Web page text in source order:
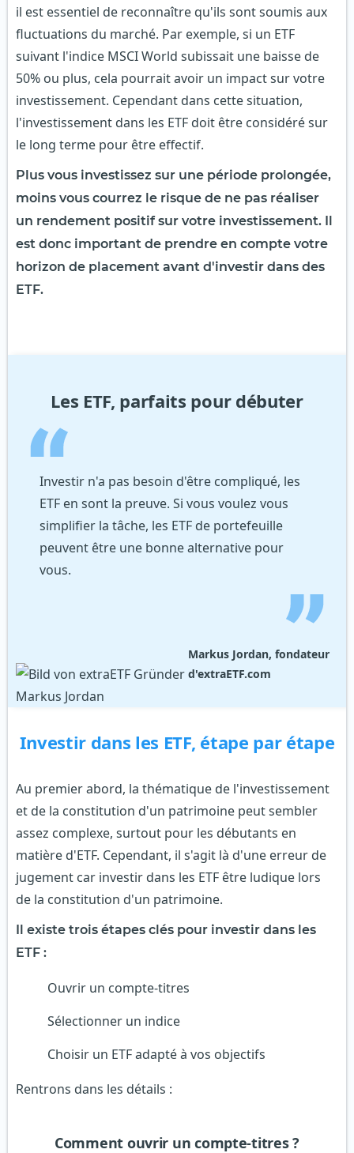
il est essentiel de reconnaître qu'ils sont soumis aux
fluctuations du marché. Par exemple, si un ETF
suivant l'indice MSCI World subissait une baisse de
50% ou plus, cela pourrait avoir un impact sur votre
investissement. Cependant dans cette situation,
l'investissement dans les ETF doit être considéré sur
le long terme pour être effectif.
Plus vous investissez sur une période prolongée,
moins vous courrez le risque de ne pas réaliser
un rendement positif sur votre investissement. Il
est donc important de prendre en compte votre
horizon de placement avant d'investir dans des
ETF.
Les ETF, parfaits pour débuter
Markus Jordan, fondateur
d'extraETF.com
Investir n'a pas besoin d'être compliqué, les
ETF en sont la preuve. Si vous voulez vous
simplifier la tâche, les ETF de portefeuille
peuvent être une bonne alternative pour
vous.
Investir dans les ETF, étape par étape
Au premier abord, la thématique de l'investissement
et de la constitution d'un patrimoine peut sembler
assez complexe, surtout pour les débutants en
matière d'ETF. Cependant, il s'agit là d'une erreur de
jugement car investir dans les ETF être ludique lors
de la constitution d'un patrimoine.
Il existe trois étapes clés pour investir dans les
ETF :
Ouvrir un compte-titres
Sélectionner un indice
Choisir un ETF adapté à vos objectifs
Rentrons dans les détails :
Comment ouvrir un compte-titres ?